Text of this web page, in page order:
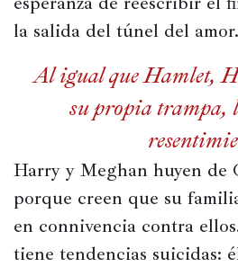
la salida del túnel del amor.
Al igual que Hamlet,
su propia trampa,
Harry y Meghan huyen de
porque creen que su
en connivencia contra
tiene tendencias suicidas: